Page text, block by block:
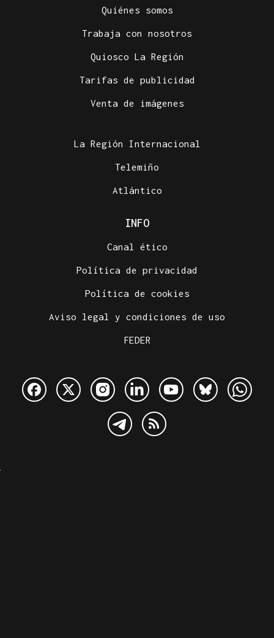
Quiénes somos
Trabaja con nosotros
Quiosco La Región
Tarifas de publicidad
Venta de imágenes
La Región Internacional
Telemiño
Atlántico
INFO
Canal ético
Política de privacidad
Política de cookies
Aviso legal y condiciones de uso
FEDER